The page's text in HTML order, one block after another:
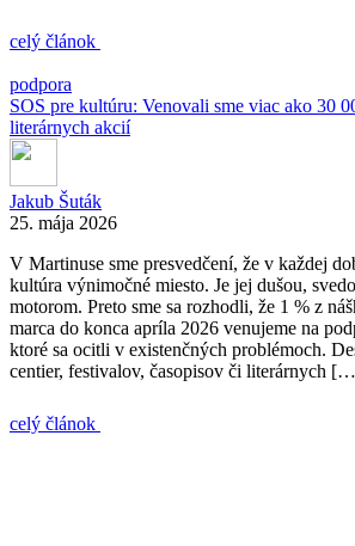
celý článok
podpora
SOS pre kultúru: Venovali sme viac ako 30
literárnych akcií
Jakub Šuták
25. mája 2026
V Martinuse sme presvedčení, že v každej
kultúra výnimočné miesto. Je jej dušou,
motorom. Preto sme sa rozhodli, že 1 % z
marca do konca apríla 2026 venujeme na
ktoré sa ocitli v existenčných problémoch.
centier, festivalov, časopisov či literárnych
celý článok